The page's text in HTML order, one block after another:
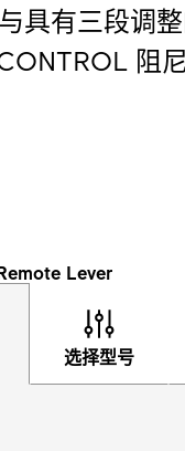
具有三段调
阻
Lever
选择型号